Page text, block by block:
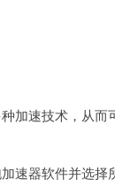
加速技术，从而
器软件并选择